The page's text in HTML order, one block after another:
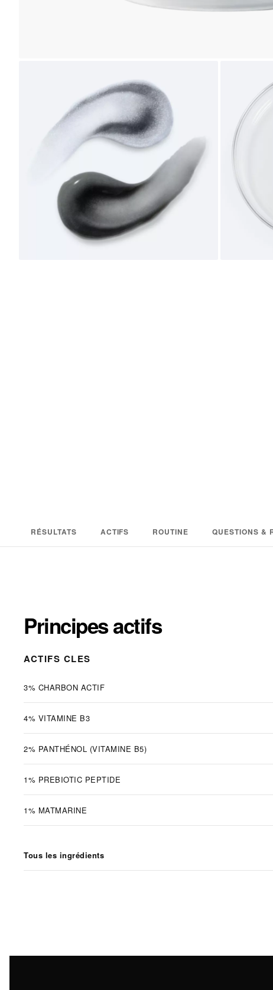
RÉSULTATS ACTIFS ROUTINE QUESTIONS &
Principes actifs
ACTIFS CLES
3% CHARBON ACTIF
4% VITAMINE B3
2% PANTHÉNOL (VITAMINE B5)
1% PREBIOTIC PEPTIDE
1% MATMARINE
Tous les ingrédients